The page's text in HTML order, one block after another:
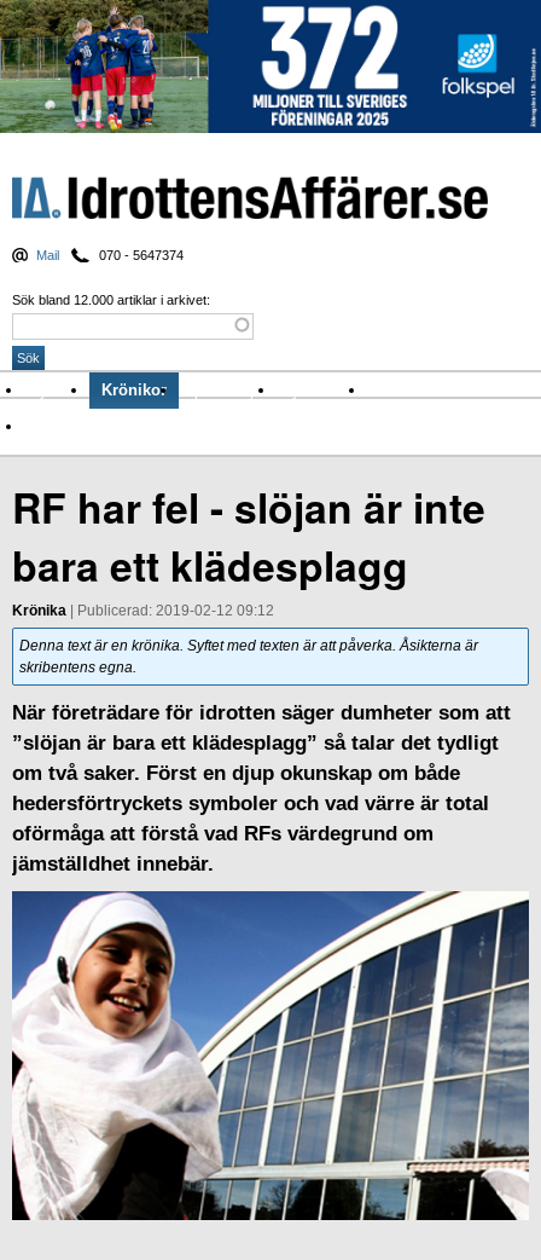
Mail 070 - 5647374
Sök bland 12.000 artiklar i arkivet:
Nyheter Krönikor Sport & spel Nyhetsbrev
RF har fel - slöjan är inte
bara ett klädesplagg
Krönika | Publicerad: 2019-02-12 09:12
Denna text är en krönika. Syftet med texten är att påverka. Åsikterna är
skribentens egna.
När företrädare för idrotten säger dumheter som att
”slöjan är bara ett klädesplagg” så talar det tydligt
om två saker. Först en djup okunskap om både
hedersförtryckets symboler och vad värre är total
oförmåga att förstå vad RFs värdegrund om
jämställdhet innebär.